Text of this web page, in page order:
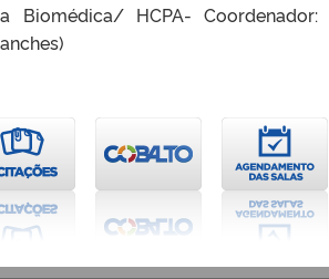
Biomédica/ HCPA- Coordenador: